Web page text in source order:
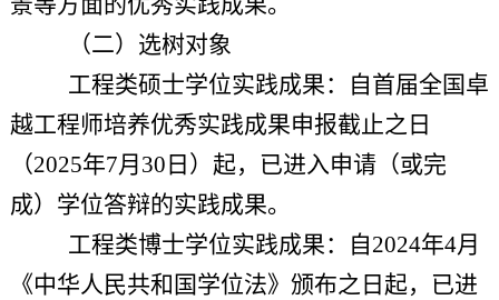
（二）选树对象
工程类硕士学位实践成果：
自首届全国卓
越工程师培养优秀实践成果申报截止之日
（2025年7月30日）起，已进入申请（或完
成）学位答辩的实践成果。
工程类博士学位实践成果：自2024年4月
《中华人民共和国学位法》颁布之日起，已进